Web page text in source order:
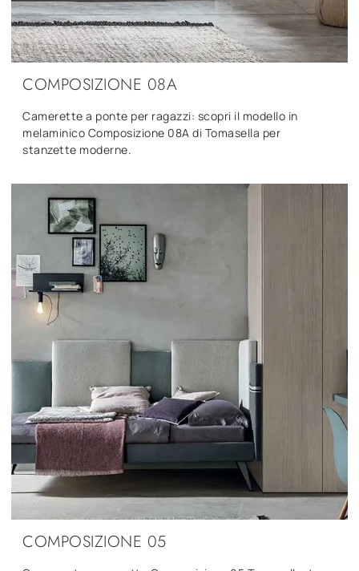
COMPOSIZIONE 08A
Camerette a ponte per ragazzi: scopri il modello in
melaminico Composizione 08A di Tomasella per
stanzette moderne.
COMPOSIZIONE 05